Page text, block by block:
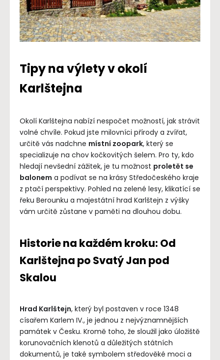
Tipy na výlety v okolí
Karlštejna
Okolí Karlštejna nabízí nespočet možností, jak strávit
volné chvíle. Pokud jste milovníci přírody a zvířat,
určitě vás nadchne místní zoopark, který se
specializuje na chov kočkovitých šelem. Pro ty, kdo
hledají nevšední zážitek, je tu možnost proletět se
balonem a podívat se na krásy Středočeského kraje
z ptačí perspektivy. Pohled na zelené lesy, klikatící se
řeku Berounku a majestátní hrad Karlštejn z výšky
vám určitě zůstane v paměti na dlouhou dobu.
Historie na každém kroku: Od
Karlštejna po Svatý Jan pod
Skalou
Hrad Karlštejn, který byl postaven v roce 1348
císařem Karlem IV., je jednou z nejvýznamnějších
památek v Česku. Kromě toho, že sloužil jako úložiště
korunovačních klenotů a důležitých státních
dokumentů, je také symbolem středověké moci a